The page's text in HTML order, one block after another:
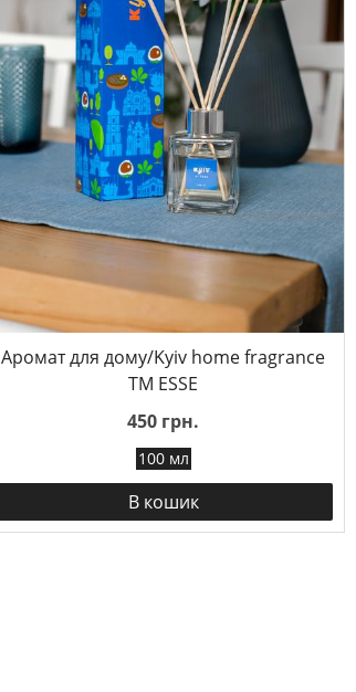
Аромат для дому/Kyiv home fragrance
TM ESSE
450 грн.
100 мл
В кошик